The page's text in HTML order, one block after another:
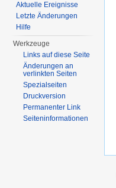
Aktuelle Ereignisse
Letzte Änderungen
Hilfe
Werkzeuge
Links auf diese Seite
Änderungen an
verlinkten Seiten
Spezialseiten
Druckversion
Permanenter Link
Seiten­informationen